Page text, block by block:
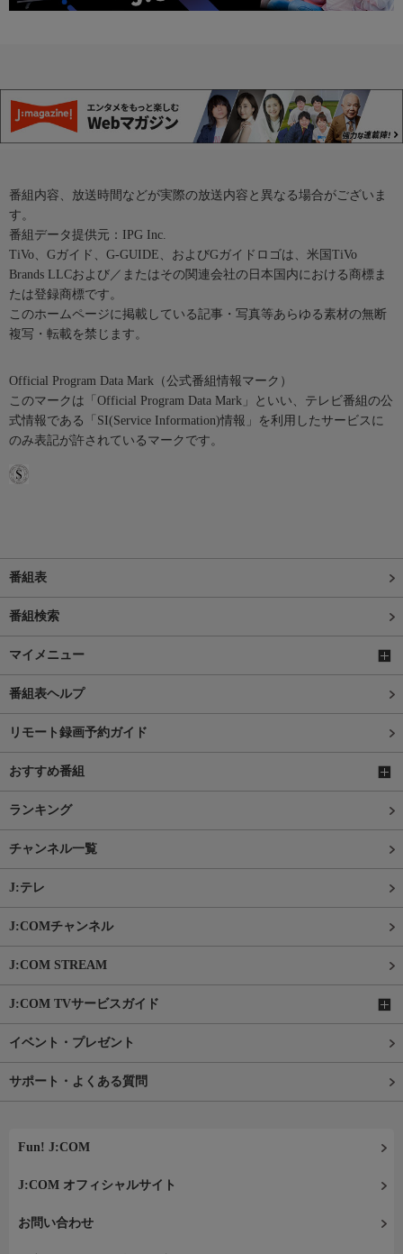
番組内容、放送時間などが実際の放送内容と異なる場合がございま
す。
番組データ提供元：IPG Inc.
TiVo、Gガイド、G-GUIDE、およびGガイドロゴは、米国TiVo
Brands LLCおよび／またはその関連会社の日本国内における商標ま
たは登録商標です。
このホームページに掲載している記事・写真等あらゆる素材の無断
複写・転載を禁じます。
Official Program Data Mark（公式番組情報マーク）
このマークは「Official Program Data Mark」といい、テレビ番組の公
式情報である「SI(Service Information)情報」を利用したサービスに
のみ表記が許されているマークです。
番組表
番組検索
マイメニュー
番組表ヘルプ
リモート録画予約ガイド
おすすめ番組
ランキング
チャンネル一覧
J:テレ
J:COMチャンネル
J:COM STREAM
J:COM TVサービスガイド
イベント・プレゼント
サポート・よくある質問
Fun! J:COM
J:COM オフィシャルサイト
お問い合わせ